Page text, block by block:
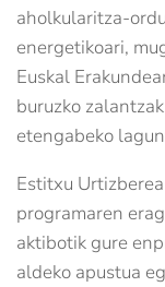
aholkularitza-
energetikoari,
Euskal
buruzko
etengabeko
Estitxu
programaren
aktibotik gure
aldeko apustua